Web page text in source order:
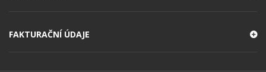
FAKTURAČNÍ ÚDAJE